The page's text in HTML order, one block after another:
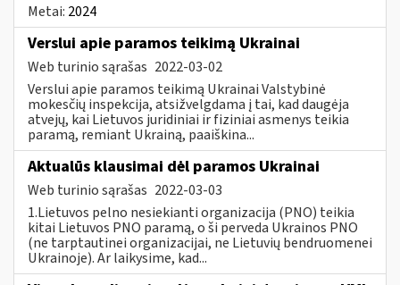
Metai: 2024
Verslui apie paramos teikimą Ukrainai
Web turinio sąrašas 2022-03-02
Verslui apie paramos teikimą Ukrainai Valstybinė
mokesčių inspekcija, atsižvelgdama į tai, kad daugėja
atvejų, kai Lietuvos juridiniai ir fiziniai asmenys teikia
paramą, remiant Ukrainą, paaiškina...
Aktualūs klausimai dėl paramos Ukrainai
Web turinio sąrašas 2022-03-03
1.Lietuvos pelno nesiekianti organizacija (PNO) teikia
kitai Lietuvos PNO paramą, o ši perveda Ukrainos PNO
(ne tarptautinei organizacijai, ne Lietuvių bendruomenei
Ukrainoje). Ar laikysime, kad...